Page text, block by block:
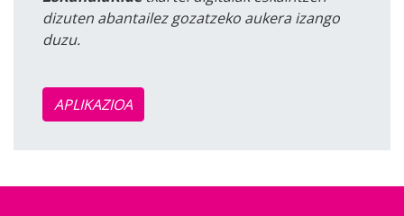
dizuten abantailez gozatzeko aukera izango
duzu.
APLIKAZIOA